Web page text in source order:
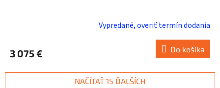
Vypredané, overiť termín dodania
3 075 € Do košíka
NAČÍTAŤ 15 ĎALŠÍCH